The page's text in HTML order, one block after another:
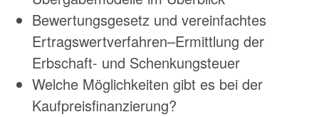
Bewertungsgesetz und vereinfachtes
Ertragswertverfahren–Ermittlung der
Erbschaft- und Schenkungsteuer
Welche Möglichkeiten gibt es bei der
Kaufpreisfinanzierung?